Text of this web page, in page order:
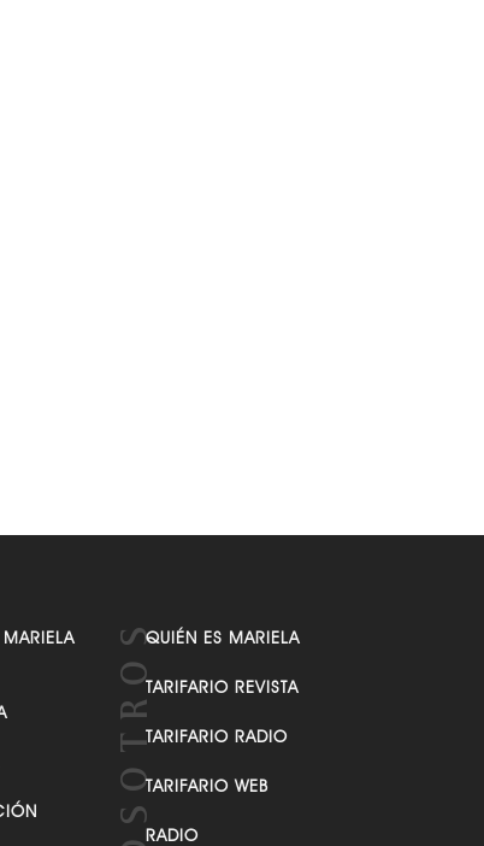
QUIÉN ES MARIELA
TARIFARIO REVISTA
TARIFARIO RADIO
TARIFARIO WEB
RADIO